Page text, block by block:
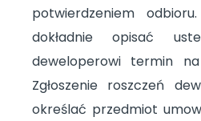
potwierdzeniem
dokładnie opisać
deweloperowi termin
Zgłoszenie roszczeń
określać przedmiot